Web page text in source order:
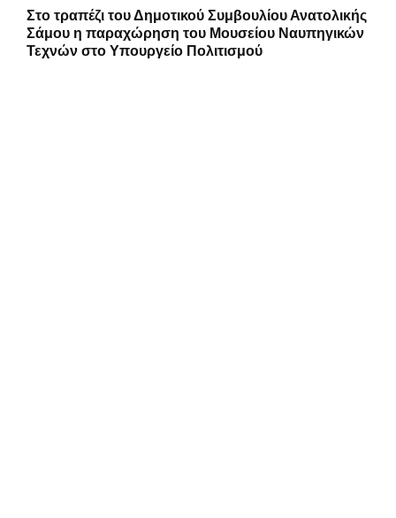
Στο τραπέζι του Δημοτικού Συμβουλίου Ανατολικής
Σάμου η παραχώρηση του Μουσείου Ναυπηγικών
Τεχνών στο Υπουργείο Πολιτισμού